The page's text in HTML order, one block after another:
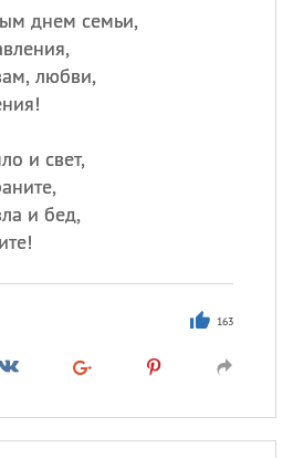
днем семьи,
любви,
и свет,
и бед,
163